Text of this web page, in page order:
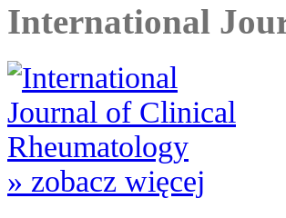
International
» zobacz więcej